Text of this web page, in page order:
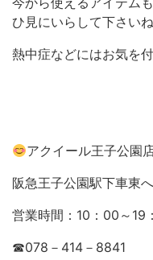
ひ見にいらして下さいね
熱中症などにはお気を
アクイール王子公園
阪急王子公園駅下車東
営業時間：10：00～19
☎078－414－8841